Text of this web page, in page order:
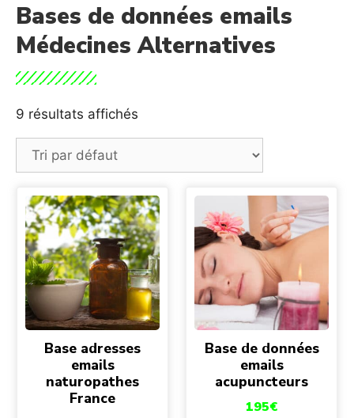
Bases de données emails
Médecines Alternatives
9 résultats affichés
Base adresses
emails
naturopathes
France
Base de données
emails
acupuncteurs
195€